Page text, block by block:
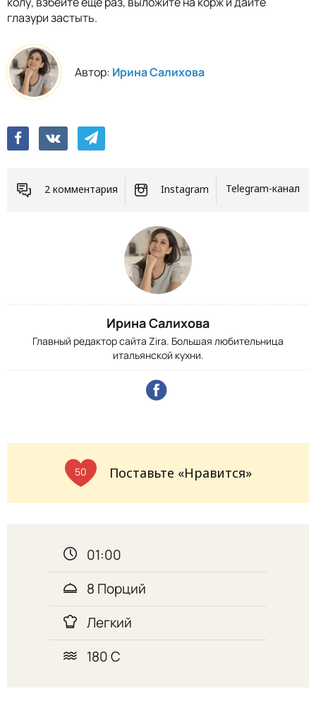
глазури застыть.
Автор: Ирина Салихова
2 комментария Instagram Telegram-канал
Ирина Салихова
Главный редактор сайта Zira. Большая любительница
итальянской кухни.
50 Поставьте «Нравится»
01:00
8 Порций
Легкий
180 С